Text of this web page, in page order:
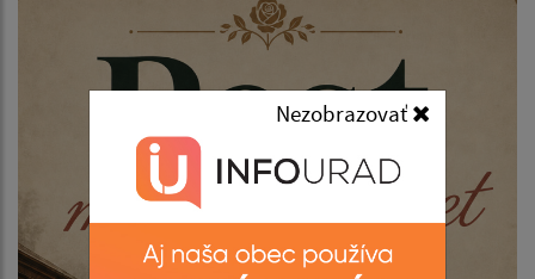
Nezobrazovať